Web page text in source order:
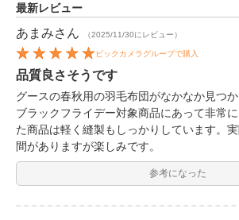
最新レビュー
あまみさん （2025/11/30にレビュー）
ビックカメラグループで購入
品質良さそうです
グースの春秋用の羽毛布団がなかなか見つか
ブラックフライデー対象商品にあって非常
た商品は軽く縫製もしっかりしています。
間がありますが楽しみです。
参考になった